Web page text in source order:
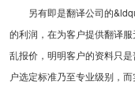
另有即是翻译公司的
的利润，在为客户提供翻译
乱报价，明明客户的资料只
户选定标准乃至专业级别，